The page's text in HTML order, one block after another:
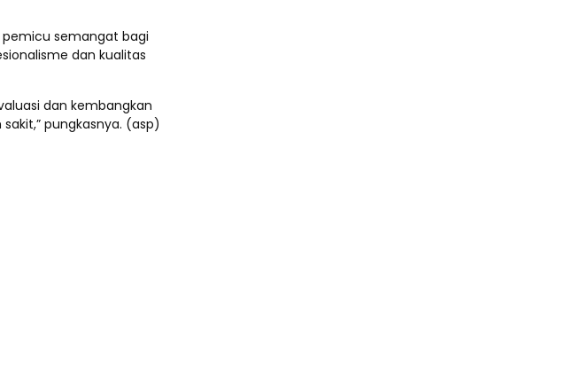
pemicu semangat bagi
dan kualitas
dan kembangkan
pungkasnya. (asp)